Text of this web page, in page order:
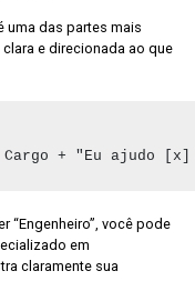
uma das partes mais
e direcionada ao que
+ "Eu ajudo
“Engenheiro”, você pode
em
claramente sua